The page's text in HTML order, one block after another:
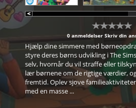
0 anmeldelser Skriv din
Hjælp dine simmere med
styre deres børns udvikling i The
selv, hvornår du vil straffe eller
lær børnene om de rigtige værdier,
fremtid. Oplev sjove
med en masse ...